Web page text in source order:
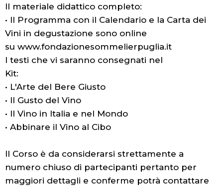
Il materiale didattico completo:
• Il Programma con il Calendario e la Carta dei
Vini in degustazione sono online
su www.fondazionesommelierpuglia.it
I testi che vi saranno consegnati nel
Kit:
• L'Arte del Bere Giusto
• Il Gusto del Vino
• Il Vino in Italia e nel Mondo
• Abbinare il Vino al Cibo
Il Corso è da considerarsi strettamente a
numero chiuso di partecipanti pertanto per
maggiori dettagli e conferme potrà contattare